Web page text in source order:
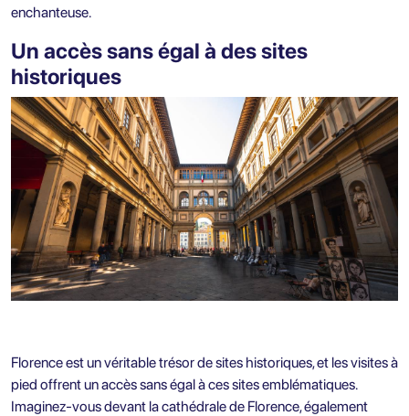
enchanteuse.
Un accès sans égal à des sites
historiques
Florence est un véritable trésor de sites historiques, et les visites à
pied offrent un accès sans égal à ces sites emblématiques.
Imaginez-vous devant la cathédrale de Florence, également